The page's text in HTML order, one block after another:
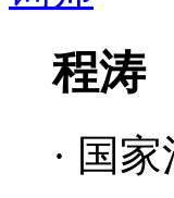
程涛
· 国